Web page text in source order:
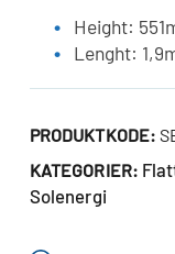
Height:
Lenght:
PRODUKTKODE:
KATEGORIER:
Solenergi